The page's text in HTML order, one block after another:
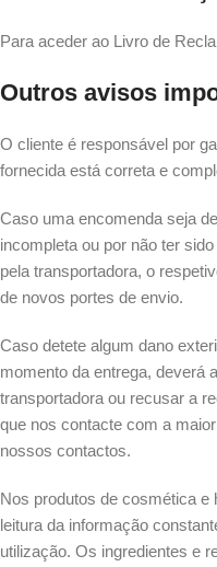
Para aceder ao Livro de
Outros avisos
O cliente é responsável por
fornecida está correta e
Caso uma encomenda seja
incompleta ou por não ter
pela transportadora, o
de novos portes de envio.
Caso detete algum dano
momento da entrega, deverá
transportadora ou recusar a
que nos contacte com a
nossos contactos.
Nos produtos de cosmética e
leitura da informação
utilização. Os ingredientes e